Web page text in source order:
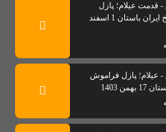
قدمت عیلام؛ پازل
فراموش شده تاریخ ایران باستان 1 اسفند
عیلام؛ پازل فراموش
1403